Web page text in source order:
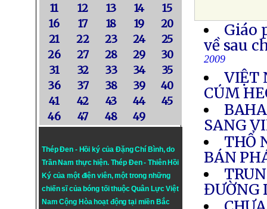
11
12 13 14
15
16
17 18 19
20
21
22 23 24
25
26
27 28 29
30
31
32 33 34
35
36
37 38 39
40
41
42 43 44
45
46
47 48 49
Thép Đen - Hồi ký của Đặng Chí Bình, do
Trần Nam thực hiện. Thép Đen- Thiên Hồi
Ký của một điện viên, một trong những
chiến sĩ của bóng tối thuộc Quân Lực Việt
Nam Cộng Hòa hoạt động tại miền Bắc
Giáo
về sau
2009
VIỆT
CÚM
SANG
THỔ
BÁN
ĐƯỜNG